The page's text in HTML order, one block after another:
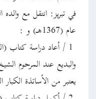
في تبريز: انتقل مع والده
عام (1367هـ) و :
1 / أعاد دراسة كتاب
والبديع عند المرحوم
يعتبر من الأساتذة